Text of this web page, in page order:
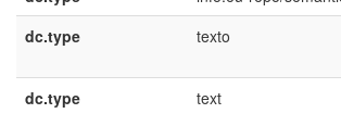
dc.type
texto
dc.type text